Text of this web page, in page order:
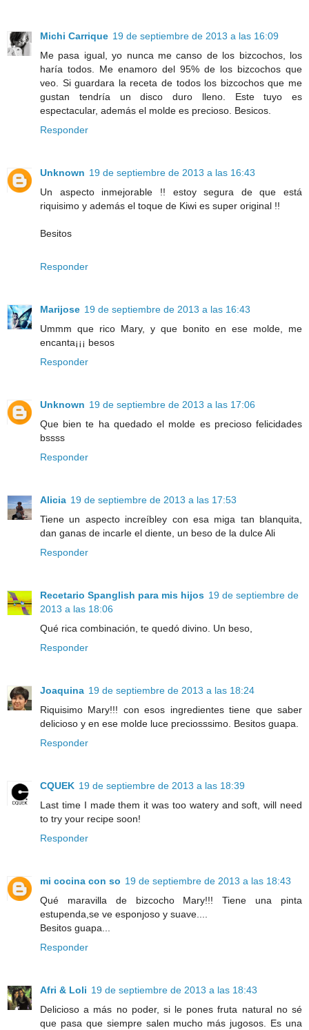
Michi Carrique 19 de septiembre de 2013 a las 16:09
Me pasa igual, yo nunca me canso de los bizcochos, los
haría todos. Me enamoro del 95% de los bizcochos que
veo. Si guardara la receta de todos los bizcochos que me
gustan tendría un disco duro lleno. Este tuyo es
espectacular, además el molde es precioso. Besicos.
Responder
Unknown 19 de septiembre de 2013 a las 16:43
Un aspecto inmejorable !! estoy segura de que está
riquisimo y además el toque de Kiwi es super original !!
Besitos
Responder
Marijose 19 de septiembre de 2013 a las 16:43
Ummm que rico Mary, y que bonito en ese molde, me
encanta¡¡¡ besos
Responder
Unknown 19 de septiembre de 2013 a las 17:06
Que bien te ha quedado el molde es precioso felicidades
bssss
Responder
Alicia 19 de septiembre de 2013 a las 17:53
Tiene un aspecto increíbley con esa miga tan blanquita,
dan ganas de incarle el diente, un beso de la dulce Ali
Responder
Recetario Spanglish para mis hijos 19 de septiembre de
2013 a las 18:06
Qué rica combinación, te quedó divino. Un beso,
Responder
Joaquina 19 de septiembre de 2013 a las 18:24
Riquisimo Mary!!! con esos ingredientes tiene que saber
delicioso y en ese molde luce preciosssimo. Besitos guapa.
Responder
CQUEK 19 de septiembre de 2013 a las 18:39
Last time I made them it was too watery and soft, will need
to try your recipe soon!
Responder
mi cocina con so 19 de septiembre de 2013 a las 18:43
Qué maravilla de bizcocho Mary!!! Tiene una pinta
estupenda,se ve esponjoso y suave....
Besitos guapa...
Responder
Afri & Loli 19 de septiembre de 2013 a las 18:43
Delicioso a más no poder, si le pones fruta natural no sé
que pasa que siempre salen mucho más jugosos. Es una